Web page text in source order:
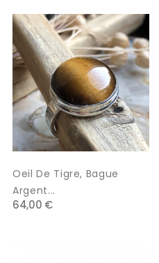
Oeil De Tigre, Bague
Argent...
64,00 €